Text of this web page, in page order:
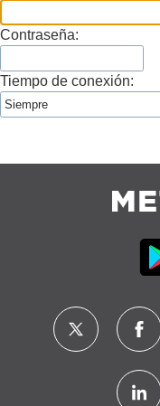
Contraseña:
Tiempo de conexión: